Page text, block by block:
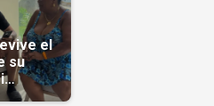
el
su